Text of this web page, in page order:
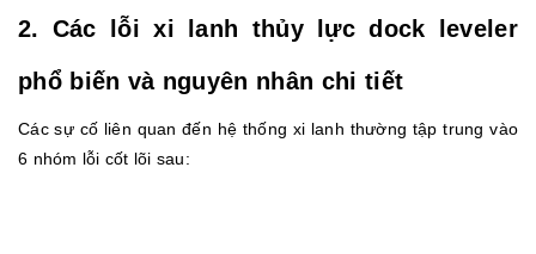
2. Các lỗi xi lanh thủy lực dock leveler
phổ biến và nguyên nhân chi tiết
Các sự cố liên quan đến hệ thống xi lanh thường tập trung vào
6 nhóm lỗi cốt lõi sau: